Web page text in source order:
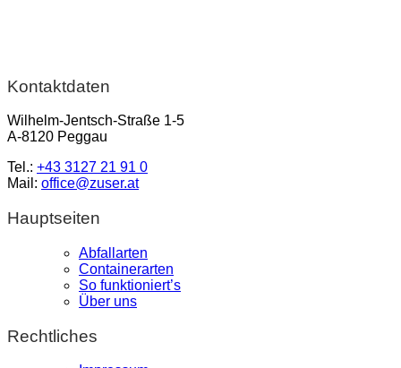
Kontaktdaten
Wilhelm-Jentsch-Straße 1-5
A-8120 Peggau
Tel.: +43 3127 21 91 0
Mail: office@zuser.at
Hauptseiten
Abfallarten
Containerarten
So funktioniert’s
Über uns
Rechtliches